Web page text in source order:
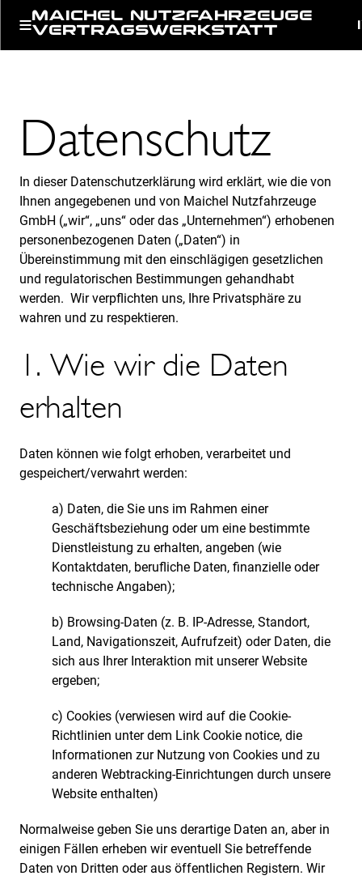
MAICHEL NUTZFAHRZEUGE
VERTRAGSWERKSTATT
Datenschutz
In dieser Datenschutzerklärung wird erklärt, wie die von
Ihnen angegebenen und von Maichel Nutzfahrzeuge
GmbH („wir“, „uns“ oder das „Unternehmen“) erhobenen
personenbezogenen Daten („Daten“) in
Übereinstimmung mit den einschlägigen gesetzlichen
und regulatorischen Bestimmungen gehandhabt
werden. Wir verpflichten uns, Ihre Privatsphäre zu
wahren und zu respektieren.
1. Wie wir die Daten
erhalten
Daten können wie folgt erhoben, verarbeitet und
gespeichert/verwahrt werden:
a) Daten, die Sie uns im Rahmen einer
Geschäftsbeziehung oder um eine bestimmte
Dienstleistung zu erhalten, angeben (wie
Kontaktdaten, berufliche Daten, finanzielle oder
technische Angaben);
b) Browsing-Daten (z. B. IP-Adresse, Standort,
Land, Navigationszeit, Aufrufzeit) oder Daten, die
sich aus Ihrer Interaktion mit unserer Website
ergeben;
c) Cookies (verwiesen wird auf die Cookie-
Richtlinien unter dem Link Cookie notice, die
Informationen zur Nutzung von Cookies und zu
anderen Webtracking-Einrichtungen durch unsere
Website enthalten)
Normalweise geben Sie uns derartige Daten an, aber in
einigen Fällen erheben wir eventuell Sie betreffende
Daten von Dritten oder aus öffentlichen Registern. Wir